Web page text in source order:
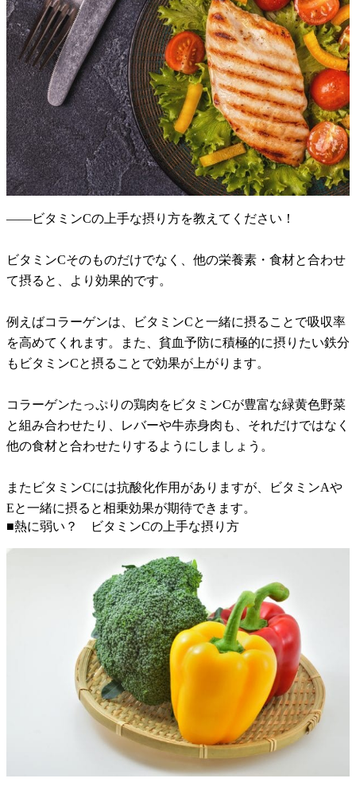
――ビタミンCの上手な摂り方を教えてください！
ビタミンCそのものだけでなく、他の栄養素・食材と合わせ
て摂ると、より効果的です。
例えばコラーゲンは、ビタミンCと一緒に摂ることで吸収率
を高めてくれます。また、貧血予防に積極的に摂りたい鉄分
もビタミンCと摂ることで効果が上がります。
コラーゲンたっぷりの鶏肉をビタミンCが豊富な緑黄色野菜
と組み合わせたり、レバーや牛赤身肉も、それだけではなく
他の食材と合わせたりするようにしましょう。
またビタミンCには抗酸化作用がありますが、ビタミンAや
Eと一緒に摂ると相乗効果が期待できます。
■熱に弱い？ ビタミンCの上手な摂り方